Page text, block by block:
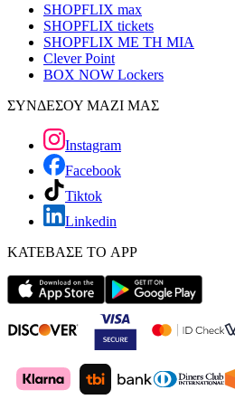
SHOPFLIX max
SHOPFLIX tickets
SHOPFLIX ΜΕ ΤΗ ΜΙΑ
Clever Point
BOX NOW Lockers
ΣΥΝΔΕΣΟΥ ΜΑΖΙ ΜΑΣ
Instagram
Facebook
Tiktok
Linkedin
ΚΑΤΕΒΑΣΕ ΤΟ APP